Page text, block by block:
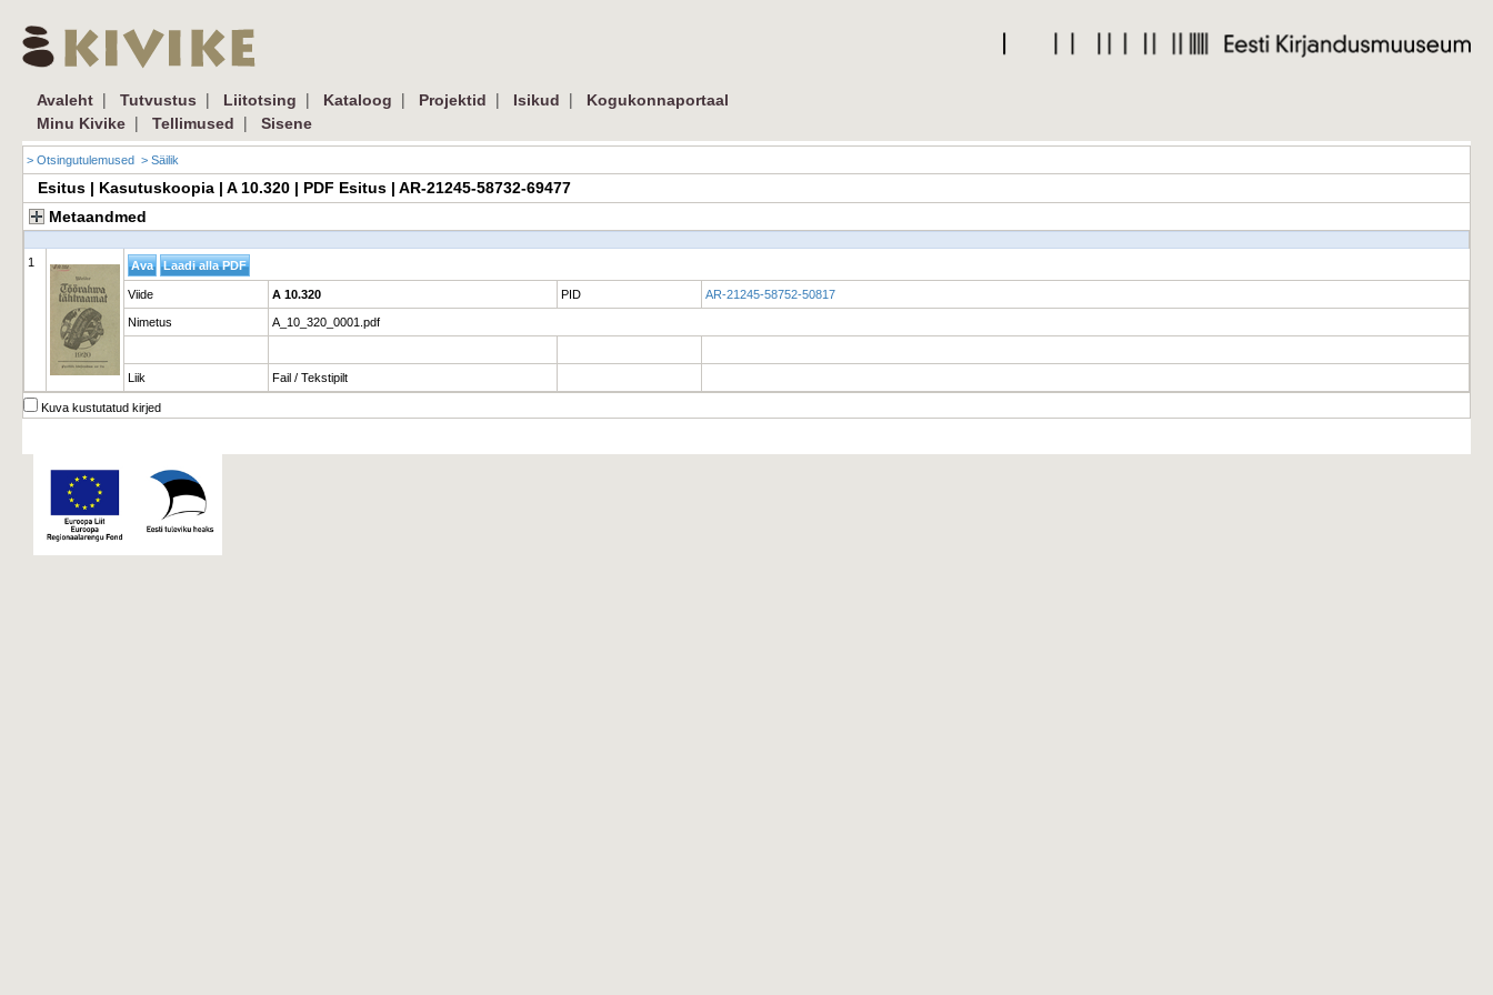
Avaleht | Tutvustus | Liitotsing | Kataloog | Projektid | Isikud |
Kogukonnaportaal
Minu Kivike | Tellimused | Sisene
> Otsingutulemused > Säilik
Esitus | Kasutuskoopia | A 10.320 | PDF Esitus | AR-21245-58732-69477
Metaandmed
1
Viide A 10.320 PID AR-21245-58752-50817
Nimetus A_10_320_0001.pdf
Liik Fail / Tekstipilt
Kuva kustutatud kirjed